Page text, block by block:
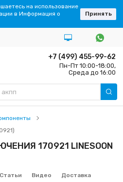
+7 (499) 455-99-62
Пн-Пт 10:00-18:00,
Среда до 16:00
170921 LINESOON
Статьи Видео Доставка
на использование
в Информация о
Принять